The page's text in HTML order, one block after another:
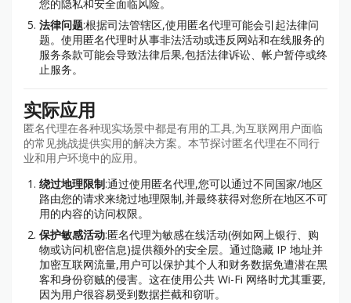
您的隐私和安全面临风险。
法律问题:根据司法管辖区,使用匿名代理可能会引起法律问
题。使用匿名代理时从事非法活动或违反网站和在线服务的
服务条款可能会导致法律后果,包括法律诉讼、帐户暂停或终
止服务。
实际应用
匿名代理在各种现实场景中都是有用的工具,为互联网用户面临
的常见挑战提供实用的解决方案。本节探讨匿名代理在不同行
业和用户环境中的应用。
绕过地理限制:通过使用匿名代理,您可以通过不同国家/地区
路由您的请求来绕过地理限制,并最终获得对您所在地区不可
用的内容的访问权限。
保护敏感活动:匿名代理为敏感在线活动(例如网上银行、购
物或访问机密信息)提供额外的安全层。通过隐藏 IP 地址并
加密互联网流量,用户可以保护其个人和财务数据免遭潜在黑
客和身份窃贼的侵害。这在使用公共 Wi-Fi 网络时尤其重要,
因为用户很容易受到数据拦截和窃听。